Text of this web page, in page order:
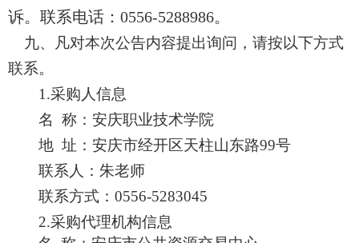
诉。联系电话： 0556-5288986。
九、凡对本次公告内容提出询问，请按以下方式
联系。
1.采购人信息
名
称：安庆职业技术学院
地 址：安庆市经开区天柱山东路99号
联系人： 朱老师
联系方式： 0556-5283045
2.采购代理机构信息